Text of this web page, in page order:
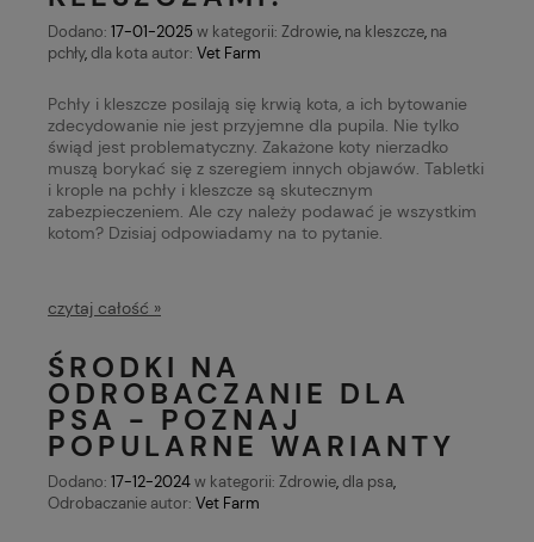
Dodano: 17-01-2025w kategorii: Zdrowie, na kleszcze, na
pchły,dla kota autor: Vet Farm
Pchły i kleszcze posilają się krwią kota, a ich bytowanie
zdecydowanie nie jest przyjemne dla pupila. Nie tylko
świąd jest problematyczny. Zakażone koty nierzadko
muszą borykać się z szeregiem innych objawów. Tabletki
i krople na pchły i kleszcze są skutecznym
zabezpieczeniem. Ale czy należy podawać je wszystkim
kotom? Dzisiaj odpowiadamy na to pytanie.
czytaj całość »
ŚRODKI NA
ODROBACZANIE DLA
PSA - POZNAJ
POPULARNE WARIANTY
Dodano: 17-12-2024w kategorii: Zdrowie,dla psa,
Odrobaczanie autor: Vet Farm